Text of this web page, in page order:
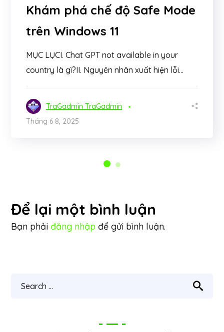
Khám phá chế độ Safe Mode
trên Windows 11
MỤC LỤCI. Chat GPT not available in your
country là gì?II. Nguyên nhân xuất hiện lỗi...
TraGadmin TraGadmin
Tháng 6 8, 2025
Để lại một bình luận
Bạn phảiđăng nhập để gửi bình luận.